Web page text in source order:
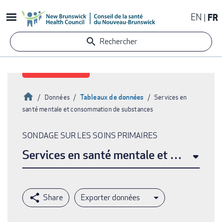
au
contenu
principal
EN FR
Rechercher
d'Ariane
Accueil
Données Tableaux de données
Services en
santé mentale et consommation de substances
SONDAGE SUR LES SOINS PRIMAIRES
Services en santé mentale et
Exporter données